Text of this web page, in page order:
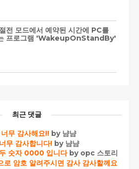
전 모드에서 예약된 시간에 PC를
프로그램 'WakeupOnStandBy'
최근 댓글
무 감사해요!! by 냠냠
무 감사합니다! by 냠냠
숫자 0000 입니다by opc 스토리
로 암호 알려주시면 감사 감사할께요